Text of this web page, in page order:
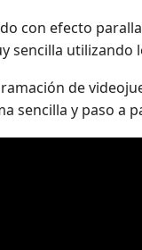
con efecto
sencilla utilizando
de
sencilla y paso a